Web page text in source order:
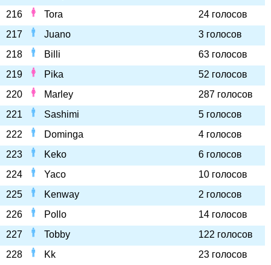
216
Tora
24 голосов
217
Juano
3 голосов
218
Billi
63 голосов
219
Pika
52 голосов
220
Marley
287 голосов
221
Sashimi
5 голосов
222
Dominga
4 голосов
223
Keko
6 голосов
224
Yaco
10 голосов
225
Kenway
2 голосов
226
Pollo
14 голосов
227
Tobby
122 голосов
228
Kk
23 голосов